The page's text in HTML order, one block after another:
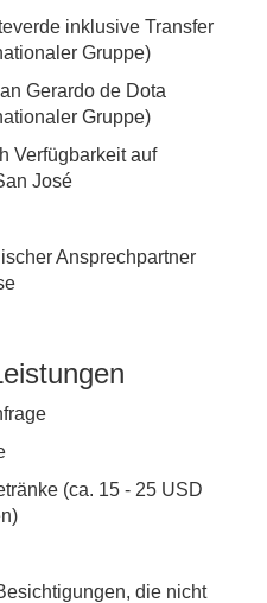
inklusive Transfer
Gruppe)
Gerardo de Dota
Gruppe)
Verfügbarkeit auf
José
Ansprechpartner
(ca. 15 - 25 USD
die nicht